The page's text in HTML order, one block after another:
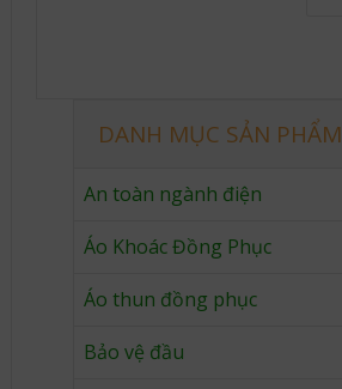
DANH MỤC SẢN PHẨM
An toàn ngành điện
Áo Khoác Đồng Phục
Áo thun đồng phục
Bảo vệ đầu